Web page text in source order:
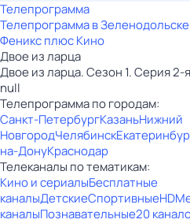
Телепрограмма
Телепрограмма в Зеленодольске
Феникс плюс Кино
Двое из ларца
Двое из ларца. Сезон 1. Серия 2-я
null
Телепрограмма по городам:
Санкт-ПетербургКазаньНижний
НовгородЧелябинск
на-ДонуКраснодар
Телеканалы по тематикам:
Кино и сериалыБесплатные
каналыДетскиеСпортивныеHD
каналыПознавательные20